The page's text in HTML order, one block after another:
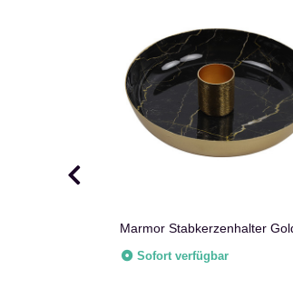
Marmor Stabkerzenhalter
Sofort verfügbar